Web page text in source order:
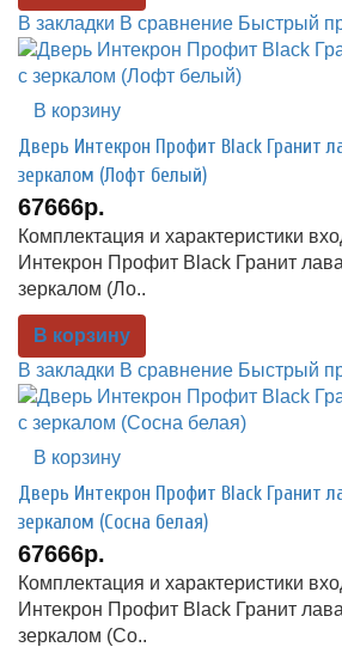
В закладки В сравнение Быстрый
В корзину
Дверь Интекрон Профит Black Гранит
зеркалом (Лофт белый)
67666р.
Комплектация и характеристики
Интекрон Профит Black Гранит
зеркалом (Ло..
В корзину
В закладки В сравнение Быстрый
В корзину
Дверь Интекрон Профит Black Гранит
зеркалом (Сосна белая)
67666р.
Комплектация и характеристики
Интекрон Профит Black Гранит
зеркалом (Со..